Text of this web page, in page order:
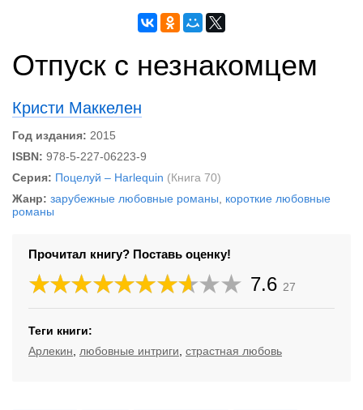
Отпуск с незнакомцем
Кристи Маккелен
Год издания: 2015
ISBN: 978-5-227-06223-9
Серия: Поцелуй – Harlequin (Книга 70)
Жанр: зарубежные любовные романы
короткие любовные
романы
Прочитал книгу? Поставь оценку!
7.6 27
Теги книги:
Арлекин
любовные интриги страстная любовь